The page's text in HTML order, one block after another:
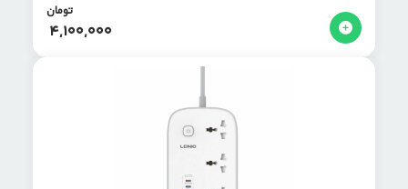
4,100,000
تومان